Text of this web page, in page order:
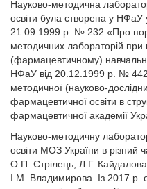
Науково-методична
освіти була створена у
21.09.1999 р. № 232 «Про
методичних лабораторій
(фармацевтичному)
НФаУ від 20.12.1999 р. №
методичної (науково-
фармацевтичної освіти в
фармацевтичної академії
Науково-методичну
освіти МОЗ України в різний
О.П. Стрілець, Л.Г.
І.М. Владимирова. Із 2017 р.